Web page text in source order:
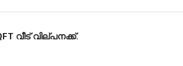
വീട് വില്പനക്ക്.